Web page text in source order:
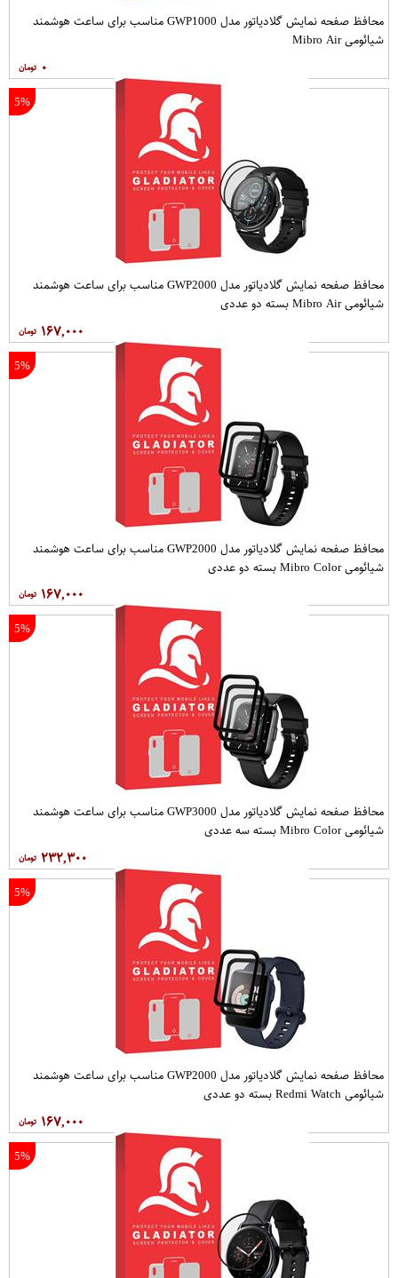
محافظ صفحه نمایش گلادیاتور مدل GWP1000 مناسب برای ساعت هوشمند
شیائومی Mibro Air
۰
5%
محافظ صفحه نمایش گلادیاتور مدل GWP2000 مناسب برای ساعت هوشمند
شیائومی Mibro Air بسته دو عددی
۱۶۷,۰۰۰
5%
محافظ صفحه نمایش گلادیاتور مدل GWP2000 مناسب برای ساعت هوشمند
شیائومی Mibro Color بسته دو عددی
۱۶۷,۰۰۰
5%
محافظ صفحه نمایش گلادیاتور مدل GWP3000 مناسب برای ساعت هوشمند
شیائومی Mibro Color بسته سه عددی
۲۳۲,۳۰۰
5%
محافظ صفحه نمایش گلادیاتور مدل GWP2000 مناسب برای ساعت هوشمند
شیائومی Redmi Watch بسته دو عددی
۱۶۷,۰۰۰
5%